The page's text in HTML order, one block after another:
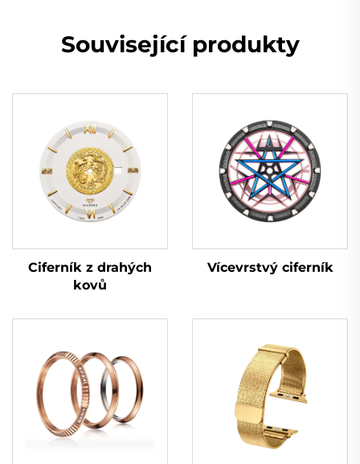
Související produkty
Ciferník z drahých
kovů
Vícevrstvý ciferník